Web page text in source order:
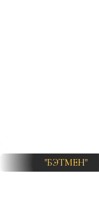
"БЭТМЕН"